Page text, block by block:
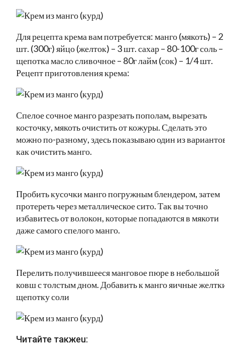
Для рецепта крема вам потребуется: манго (мякоть) – 2
шт. (300г) яйцо (желток) – 3 шт. сахар – 80-100г соль –
щепотка масло сливочное – 80г лайм (сок) – 1/4 шт.
Рецепт приготовления крема:
Спелое сочное манго разрезать пополам, вырезать
косточку, мякоть очистить от кожуры. Сделать это
можно по-разному, здесь показываю один из
как очистить манго.
Пробить кусочки манго погружным блендером, затем
протереть через металлическое сито. Так вы точно
избавитесь от волокон, которые попадаются в мякоти
даже самого спелого манго.
Перелить получившееся манговое пюре в небольшой
ковш с толстым дном. Добавить к манго яичные
щепотку соли
Читайте такжеu: